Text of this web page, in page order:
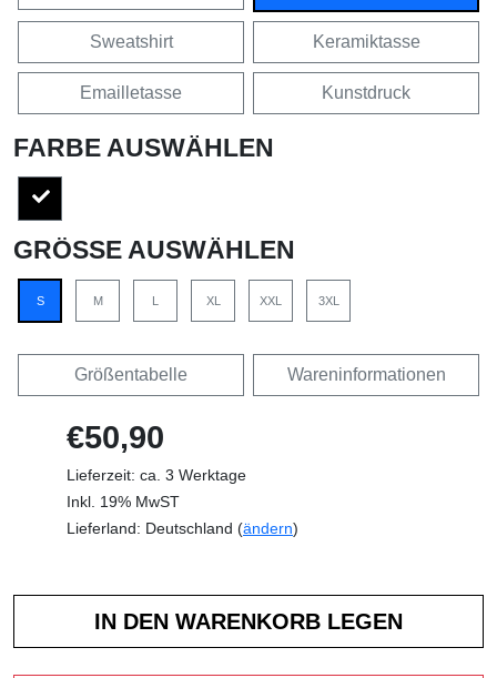
Sweatshirt Keramiktasse
Emailletasse Kunstdruck
FARBE AUSWÄHLEN
GRÖSSE AUSWÄHLEN
S M L XL XXL 3XL
Größentabelle Wareninformationen
€50,90
Lieferzeit: ca. 3 Werktage
Inkl. 19% MwST
Lieferland: Deutschland (ändern)